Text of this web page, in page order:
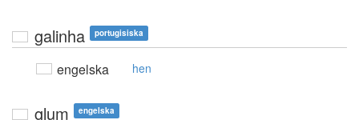
galinha portugisiska
engelska hen
glum engelska